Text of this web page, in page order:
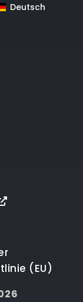
Deutsch
(EU)